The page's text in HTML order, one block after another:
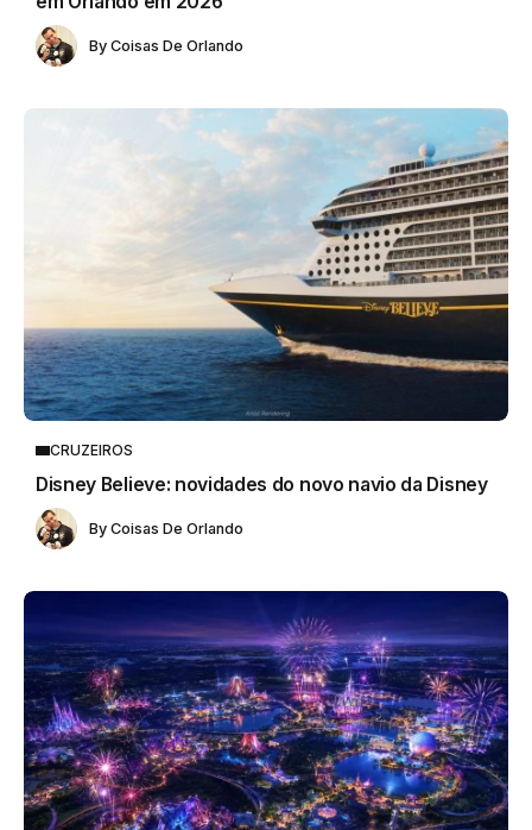
By Coisas De Orlando
CRUZEIROS
Disney Believe: novidades do novo navio da Disney
By Coisas De Orlando